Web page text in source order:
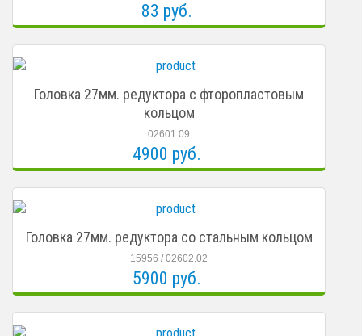
83 руб.
Головка 27мм. редуктора с фторопластовым
кольцом
02601.09
4900 руб.
Головка 27мм. редуктора со стальным кольцом
15956 / 02602.02
5900 руб.